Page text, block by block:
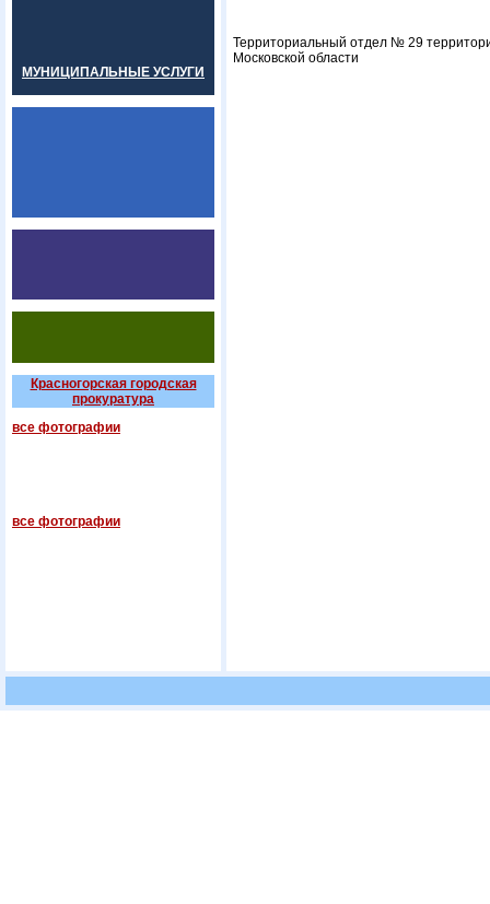
МУНИЦИПАЛЬНЫЕ УСЛУГИ
Красногорская городская
прокуратура
все фотографии
все фотографии
Территориальный отдел № 29
Московской области